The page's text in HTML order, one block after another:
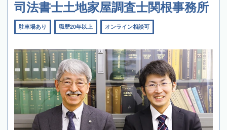
司法書士土地家屋調査士関根事務所
駐車場あり 職歴20年以上 オンライン相談可